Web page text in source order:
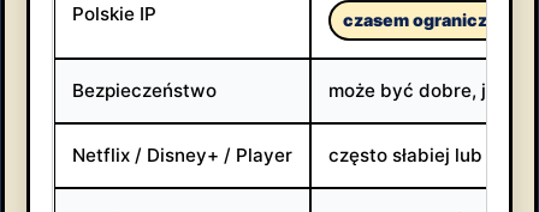
Polskie IP czasem ograniczone
Bezpieczeństwo może być dobre, jeśli
Netflix / Disney+ / Player często słabiej lub